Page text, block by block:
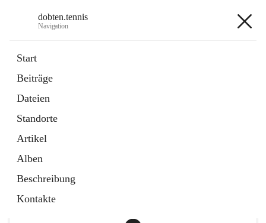
dobten.tennis
Navigation
Start
Beiträge
Dateien
Standorte
Artikel
Alben
Beschreibung
Kontakte
Externe Webseite
in
Tab
Online-Reservierung
Externe Webseite
öffnet
in
neuem
Tab